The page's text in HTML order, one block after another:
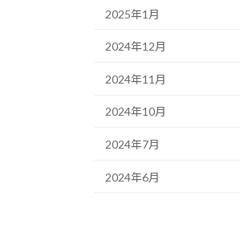
2025年1月
2024年12月
2024年11月
2024年10月
2024年7月
2024年6月